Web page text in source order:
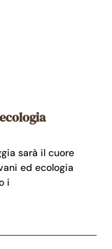
sarà il cuore
ed ecologia
i